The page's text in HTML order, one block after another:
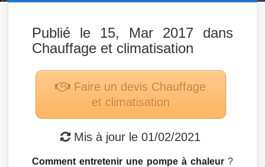
Publié le 15, Mar 2017 dans
Chauffage et climatisation
Faire un devis Chauffage
et climatisation
Mis à jour le01/02/2021
Comment entretenir une pompe à chaleur?